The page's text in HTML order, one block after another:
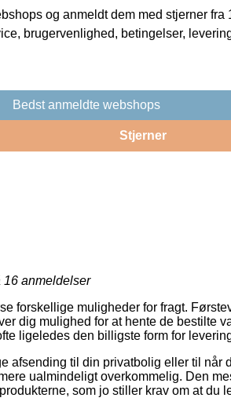
og anmeldt dem med stjerner fra
brugervenlighed, betingelser,
Bedst anmeldte webshops
Stjerner
16 anmeldelser
forskellige muligheder for fragt.
dig mulighed for at hente de bestilte
ligeledes den billigste form for
afsending til din privatbolig eller til når
ualmindeligt overkommelig. Den
som jo stiller krav om at du